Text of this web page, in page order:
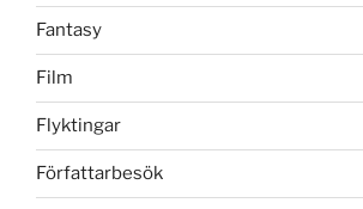
Fantasy
Film
Flyktingar
Författarbesök